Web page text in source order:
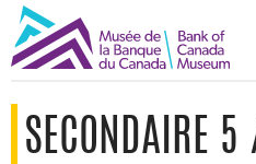
SECONDAIRE 5